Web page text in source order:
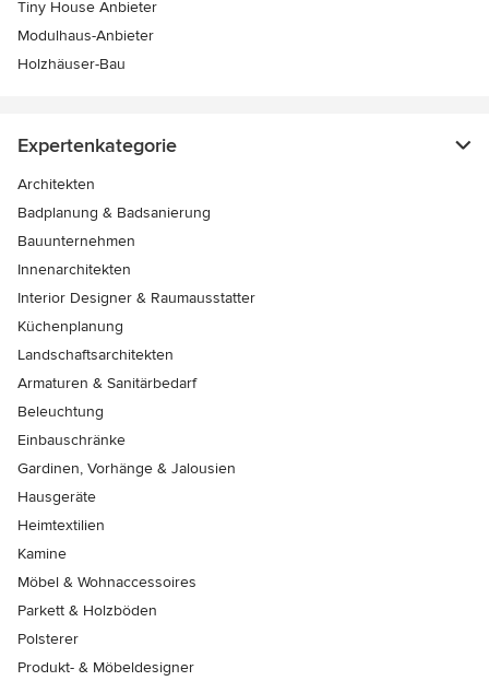
Tiny House Anbieter
Modulhaus-Anbieter
Holzhäuser-Bau
Expertenkategorie
Architekten
Badplanung & Badsanierung
Bauunternehmen
Innenarchitekten
Interior Designer & Raumausstatter
Küchenplanung
Landschaftsarchitekten
Armaturen & Sanitärbedarf
Beleuchtung
Einbauschränke
Gardinen, Vorhänge & Jalousien
Hausgeräte
Heimtextilien
Kamine
Möbel & Wohnaccessoires
Parkett & Holzböden
Polsterer
Produkt- & Möbeldesigner